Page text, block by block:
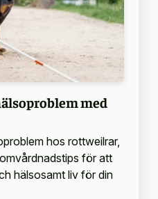
med
hos rottweilrar,
för att
hälsosamt liv för din